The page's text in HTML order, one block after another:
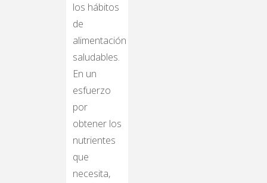
los hábitos
de
alimentación
saludables.
En un
esfuerzo
por
obtener los
nutrientes
que
necesita,